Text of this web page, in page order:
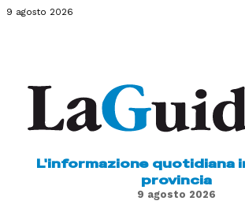
9 agosto 2026
L'informazione quotidiana
provincia
9 agosto 2026